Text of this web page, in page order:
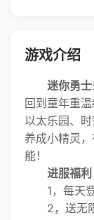
游戏介绍
迷你勇士
回到童年重
以太乐园、
养成小精灵
能！
进服福利
1，每天登
2，送无限